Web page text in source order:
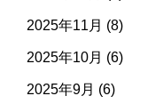
2025年11月 (8)
2025年10月 (6)
2025年9月 (6)